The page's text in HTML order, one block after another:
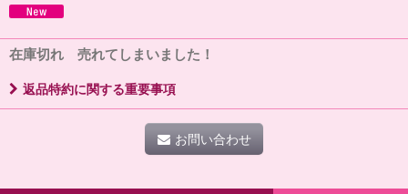
在庫切れ 売れてしまいました！
返品特約に関する重要事項
お問い合わせ